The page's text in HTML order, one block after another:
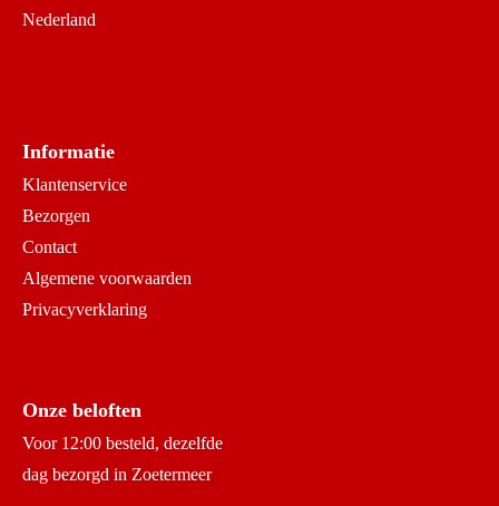
Nederland
Informatie
Klantenservice
Bezorgen
Contact
Algemene voorwaarden
Privacyverklaring
Onze beloften
Voor 12:00 besteld, dezelfde
dag bezorgd in Zoetermeer